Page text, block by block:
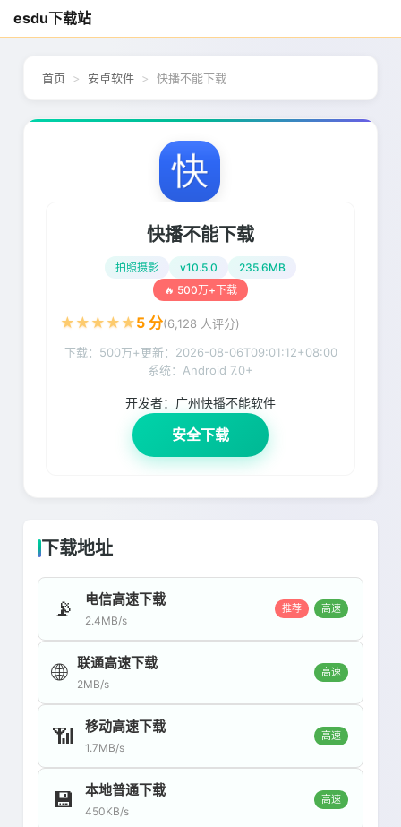
esdu下载站
首页 安卓软件 快播不能下载
快播不能下载
拍照摄影 v10.5.0
235.6MB
🔥 500万+下载
★ ★ ★ ★ ★5 分(6,128 人评分)
下载：500万+更新： 2026-08-06T09:01:12+08:00
系统：Android 7.0+
开发者： 广州快播不能软件
安全下载
下载地址
📡 电信高速下载
2.4MB/s
推荐 高速
🌐 联通高速下载
2MB/s
高速
📶 移动高速下载
1.7MB/s
高速
💾 本地普通下载
450KB/s
高速